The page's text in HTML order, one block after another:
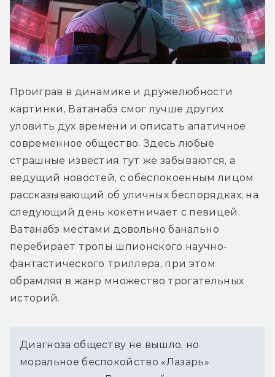
Проиграв в динамике и дружелюбности
картинки, Ватанабэ смог лучше других
уловить дух времени и описать апатичное
современное общество. Здесь любые
страшные известия тут же забываются, а
ведущий новостей, с обеспокоенным лицом
рассказывающий об уличных беспорядках, на
следующий день кокетничает с певицей.
Ватанабэ местами довольно банально
перебирает тропы шпионского научно-
фантастического триллера, при этом
обрамляя в жанр множество трогательных
историй.
Диагноза обществу не вышло, но
моральное беспокойство «Лазарь»